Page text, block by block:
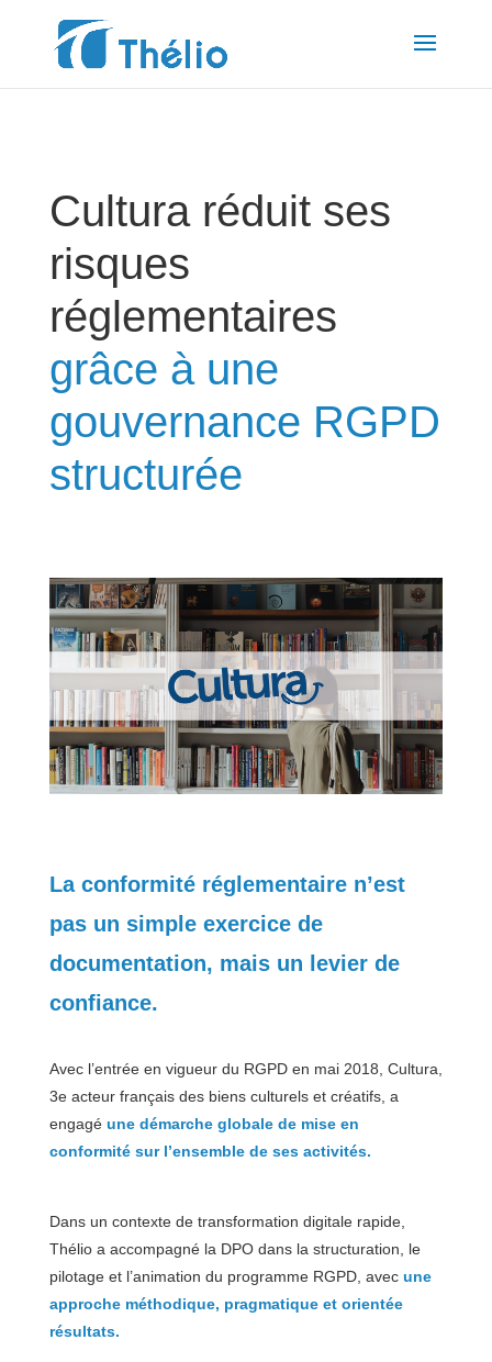
Cultura réduit ses
risques
réglementaires
grâce à une
gouvernance RGPD
structurée
La conformité réglementaire n’est
pas un simple exercice de
documentation, mais un levier de
confiance.
Avec l’entrée en vigueur du RGPD en mai 2018, Cultura,
3e acteur français des biens culturels et créatifs, a
engagéune démarche globale de mise en
conformité sur l’ensemble de ses activités.
Dans un contexte de transformation digitale rapide,
Thélio a accompagné la DPO dans la structuration, le
pilotage et l’animation du programme RGPD, avec une
approche méthodique, pragmatique et orientée
résultats.